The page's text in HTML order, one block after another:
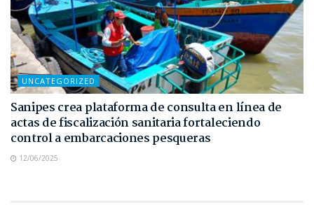
UNCATEGORIZED
Sanipes crea plataforma de consulta en línea de
actas de fiscalización sanitaria fortaleciendo
control a embarcaciones pesqueras
12/06/2025